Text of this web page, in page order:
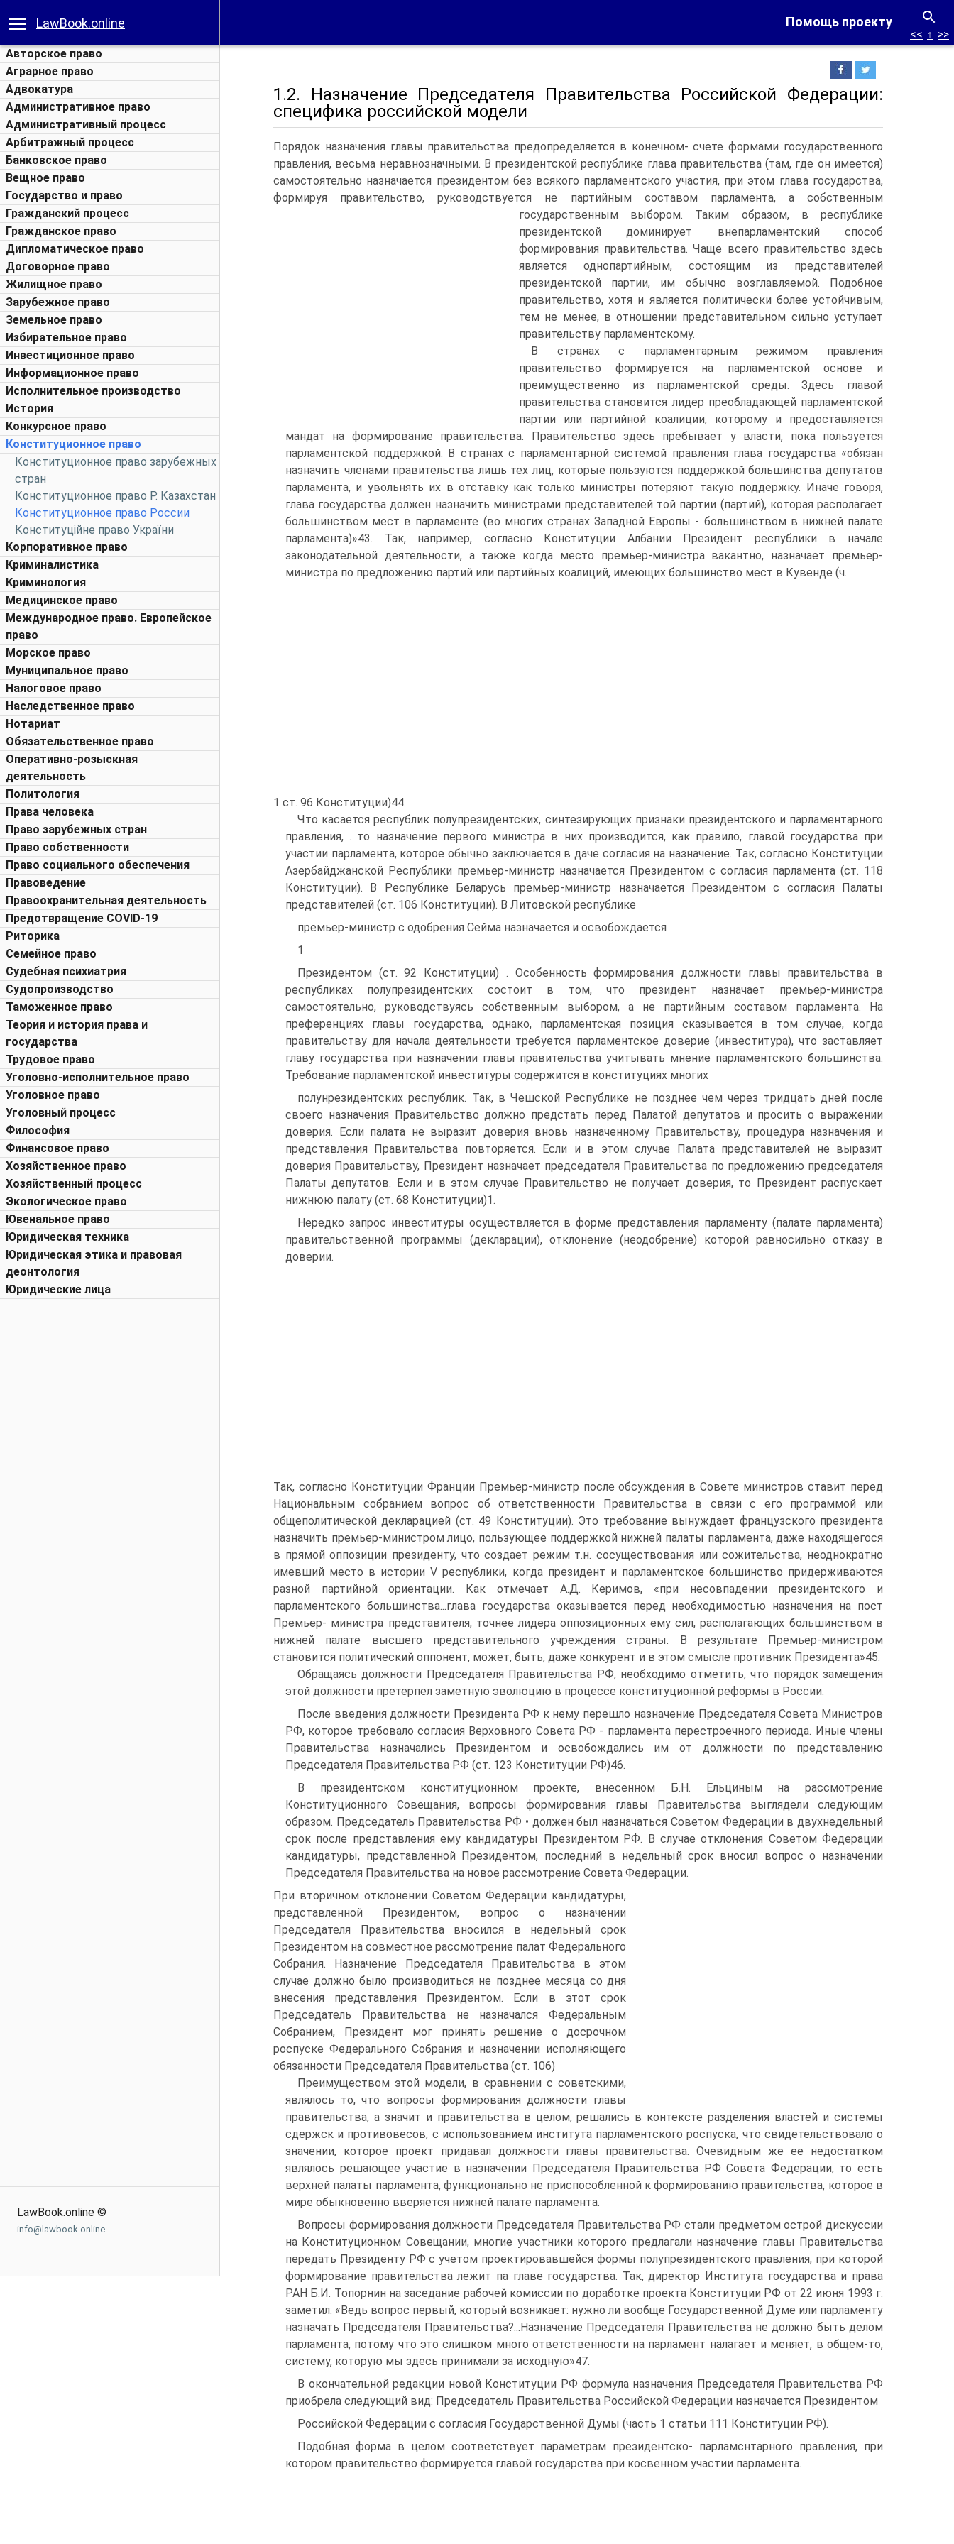
Помощь проекту
LawBook.online
Авторское право
Аграрное право
Адвокатура
Административное право
Административный процесс
Арбитражный процесс
Банковское право
Вещное право
Государство и право
Гражданский процесс
Гражданское право
Дипломатическое право
Договорное право
Жилищное право
Зарубежное право
Земельное право
Избирательное право
Инвестиционное право
Информационное право
Исполнительное производство
История
Конкурсное право
Конституционное право
Конституционное право зарубежных
стран
Конституционное право Р. Казахстан
Конституционное право России
Конституційне право України
Корпоративное право
Криминалистика
Криминология
Медицинское право
Международное право. Европейское
право
Морское право
Муниципальное право
Налоговое право
Наследственное право
Нотариат
Обязательственное право
Оперативно-розыскная
деятельность
Политология
Права человека
Право зарубежных стран
Право собственности
Право социального обеспечения
Правоведение
Правоохранительная деятельность
Предотвращение COVID-19
Риторика
Семейное право
Судебная психиатрия
Судопроизводство
Таможенное право
Теория и история права и
государства
Трудовое право
Уголовно-исполнительное право
Уголовное право
Уголовный процесс
Философия
Финансовое право
Хозяйственное право
Хозяйственный процесс
Экологическое право
Ювенальное право
Юридическая техника
Юридическая этика и правовая
деонтология
Юридические лица
LawBook.online ©
info@lawbook.online
<< ↑ >>
1.2. Назначение Председателя Правительства Российской Федерации:
специфика российской модели
Порядок назначения главы правительства предопределяется в конечном- счете формами государственного
правления, весьма неравнозначными. В президентской республике глава правительства (там, где он имеется)
самостоятельно назначается президентом без всякого парламентского участия, при этом глава государства,
формируя правительство, руководствуется не партийным составом парламента, а собственным
государственным выбором. Таким образом, в республике
президентской доминирует внепарламентский способ
формирования правительства. Чаще всего правительство здесь
является однопартийным, состоящим из представителей
президентской партии, им обычно возглавляемой. Подобное
правительство, хотя и является политически более устойчивым,
тем не менее, в отношении представительном сильно уступает
правительству парламентскому.
В странах с парламентарным режимом правления
правительство формируется на парламентской основе и
преимущественно из парламентской среды. Здесь главой
правительства становится лидер преобладающей парламентской
партии или партийной коалиции, которому и предоставляется
мандат на формирование правительства. Правительство здесь пребывает у власти, пока пользуется
парламентской поддержкой. В странах с парламентарной системой правления глава государства «обязан
назначить членами правительства лишь тех лиц, которые пользуются поддержкой большинства депутатов
парламента, и увольнять их в отставку как только министры потеряют такую поддержку. Иначе говоря,
глава государства должен назначить министрами представителей той партии (партий), которая располагает
большинством мест в парламенте (во многих странах Западной Европы - большинством в нижней палате
парламента)»43. Так, например, согласно Конституции Албании Президент республики в начале
законодательной деятельности, а также когда место премьер-министра вакантно, назначает премьер-
министра по предложению партий или партийных коалиций, имеющих большинство мест в Кувенде (ч.
1 ст. 96 Конституции)44.
Что касается республик полупрезидентских, синтезирующих признаки президентского и парламентарного
правления, . то назначение первого министра в них производится, как правило, главой государства при
участии парламента, которое обычно заключается в даче согласия на назначение. Так, согласно Конституции
Азербайджанской Республики премьер-министр назначается Президентом с согласия парламента (ст. 118
Конституции). В Республике Беларусь премьер-министр назначается Президентом с согласия Палаты
представителей (ст. 106 Конституции). В Литовской республике
премьер-министр с одобрения Сейма назначается и освобождается
1
Президентом (ст. 92 Конституции) . Особенность формирования должности главы правительства в
республиках полупрезидентских состоит в том, что президент назначает премьер-министра
самостоятельно, руководствуясь собственным выбором, а не партийным составом парламента. На
преференциях главы государства, однако, парламентская позиция сказывается в том случае, когда
правительству для начала деятельности требуется парламентское доверие (инвеститура), что заставляет
главу государства при назначении главы правительства учитывать мнение парламентского большинства.
Требование парламентской инвеституры содержится в конституциях многих
полунрезидентских республик. Так, в Чешской Республике не позднее чем через тридцать дней после
своего назначения Правительство должно предстать перед Палатой депутатов и просить о выражении
доверия. Если палата не выразит доверия вновь назначенному Правительству, процедура назначения и
представления Правительства повторяется. Если и в этом случае Палата представителей не выразит
доверия Правительству, Президент назначает председателя Правительства по предложению председателя
Палаты депутатов. Если и в этом случае Правительство не получает доверия, то Президент распускает
нижнюю палату (ст. 68 Конституции)1.
Нередко запрос инвеституры осуществляется в форме представления парламенту (палате парламента)
правительственной программы (декларации), отклонение (неодобрение) которой равносильно отказу в
доверии.
Так, согласно Конституции Франции Премьер-министр после обсуждения в Совете министров ставит перед
Национальным собранием вопрос об ответственности Правительства в связи с его программой или
общеполитической декларацией (ст. 49 Конституции). Это требование вынуждает французского президента
назначить премьер-министром лицо, пользующее поддержкой нижней палаты парламента, даже находящегося
в прямой оппозиции президенту, что создает режим т.н. сосуществования или сожительства, неоднократно
имевший место в истории V республики, когда президент и парламентское большинство придерживаются
разной партийной ориентации. Как отмечает А.Д. Керимов, «при несовпадении президентского и
парламентского большинства...глава государства оказывается перед необходимостью назначения на пост
Премьер- министра представителя, точнее лидера оппозиционных ему сил, располагающих большинством в
нижней палате высшего представительного учреждения страны. В результате Премьер-министром
становится политический оппонент, может, быть, даже конкурент и в этом смысле противник Президента»45.
Обращаясь должности Председателя Правительства РФ, необходимо отметить, что порядок замещения
этой должности претерпел заметную эволюцию в процессе конституционной реформы в России.
После введения должности Президента РФ к нему перешло назначение Председателя Совета Министров
РФ, которое требовало согласия Верховного Совета РФ - парламента перестроечного периода. Иные члены
Правительства назначались Президентом и освобождались им от должности по представлению
Председателя Правительства РФ (ст. 123 Конституции РФ)46.
В президентском конституционном проекте, внесенном Б.Н. Ельциным на рассмотрение
Конституционного Совещания, вопросы формирования главы Правительства выглядели следующим
образом. Председатель Правительства РФ • должен был назначаться Советом Федерации в двухнедельный
срок после представления ему кандидатуры Президентом РФ. В случае отклонения Советом Федерации
кандидатуры, представленной Президентом, последний в недельный срок вносил вопрос о назначении
Председателя Правительства на новое рассмотрение Совета Федерации.
При вторичном отклонении Советом Федерации кандидатуры,
представленной Президентом, вопрос о назначении
Председателя Правительства вносился в недельный срок
Президентом на совместное рассмотрение палат Федерального
Собрания. Назначение Председателя Правительства в этом
случае должно было производиться не позднее месяца со дня
внесения представления Президентом. Если в этот срок
Председатель Правительства не назначался Федеральным
Собранием, Президент мог принять решение о досрочном
роспуске Федерального Собрания и назначении исполняющего
обязанности Председателя Правительства (ст. 106)
Преимуществом этой модели, в сравнении с советскими,
являлось то, что вопросы формирования должности главы
правительства, а значит и правительства в целом, решались в контексте разделения властей и системы
сдержск и противовесов, с использованием института парламентского роспуска, что свидетельствовало о
значении, которое проект придавал должности главы правительства. Очевидным же ее недостатком
являлось решающее участие в назначении Председателя Правительства РФ Совета Федерации, то есть
верхней палаты парламента, функционально не приспособленной к формированию правительства, которое в
мире обыкновенно вверяется нижней палате парламента.
Вопросы формирования должности Председателя Правительства РФ стали предметом острой дискуссии
на Конституционном Совещании, многие участники которого предлагали назначение главы Правительства
передать Президенту РФ с учетом проектировавшейся формы полупрезидентского правления, при которой
формирование правительства лежит па главе государства. Так, директор Института государства и права
РАН Б.И. Топорнин на заседание рабочей комиссии по доработке проекта Конституции РФ от 22 июня 1993 г.
заметил: «Ведь вопрос первый, который возникает: нужно ли вообще Государственной Думе или парламенту
назначать Председателя Правительства?...Назначение Председателя Правительства не должно быть делом
парламента, потому что это слишком много ответственности на парламент налагает и меняет, в общем-то,
систему, которую мы здесь принимали за исходную»47.
В окончательной редакции новой Конституции РФ формула назначения Председателя Правительства РФ
приобрела следующий вид: Председатель Правительства Российской Федерации назначается Президентом
Российской Федерации с согласия Государственной Думы (часть 1 статьи 111 Конституции РФ).
Подобная форма в целом соответствует параметрам президентско- парламснтарного правления, при
котором правительство формируется главой государства при косвенном участии парламента.